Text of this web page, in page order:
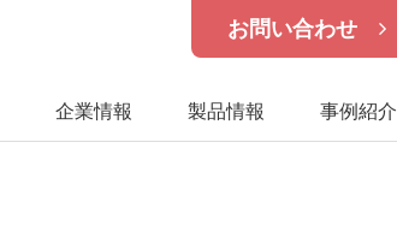
お問い合わせ
企業情報 製品情報 事例紹介